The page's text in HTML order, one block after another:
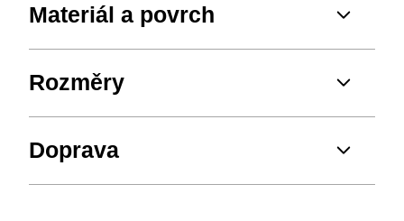
Materiál a povrch
Rozměry
Doprava